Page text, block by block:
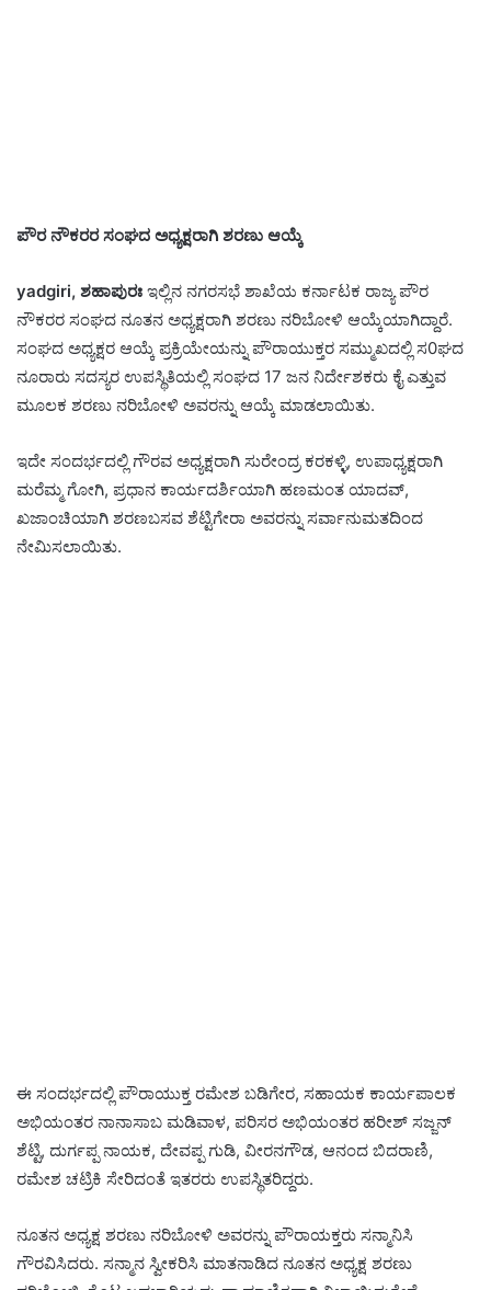
ಪೌರ ನೌಕರರ ಸಂಘದ ಅಧ್ಯಕ್ಷರಾಗಿ ಶರಣು ಆಯ್ಕೆ
yadgiri, ಶಹಾಪುರಃ ಇಲ್ಲಿನ ನಗರಸಭೆ ಶಾಖೆಯ ಕರ್ನಾಟಕ ರಾಜ್ಯ ಪೌರ
ನೌಕರರ ಸಂಘದ ನೂತನ ಅಧ್ಯಕ್ಷರಾಗಿ ಶರಣು ನರಿಬೋಳಿ ಆಯ್ಕೆಯಾಗಿದ್ದಾರೆ.
ಸಂಘದ ಅಧ್ಯಕ್ಷರ ಆಯ್ಕೆ ಪ್ರಕ್ರಿಯೇಯನ್ನು ಪೌರಾಯುಕ್ತರ ಸಮ್ಮುಖದಲ್ಲಿ ಸ0ಘದ
ನೂರಾರು ಸದಸ್ಯರ ಉಪಸ್ಥಿತಿಯಲ್ಲಿ ಸಂಘದ 17 ಜನ ನಿರ್ದೇಶಕರು ಕೈ ಎತ್ತುವ
ಮೂಲಕ ಶರಣು ನರಿಬೋಳಿ ಅವರನ್ನು ಆಯ್ಕೆ ಮಾಡಲಾಯಿತು.
ಇದೇ ಸಂದರ್ಭದಲ್ಲಿ ಗೌರವ ಅಧ್ಯಕ್ಷರಾಗಿ ಸುರೇಂದ್ರ ಕರಕಳ್ಳಿ, ಉಪಾಧ್ಯಕ್ಷರಾಗಿ
ಮರೆಮ್ಮ ಗೋಗಿ, ಪ್ರಧಾನ ಕಾರ್ಯದರ್ಶಿಯಾಗಿ ಹಣಮಂತ ಯಾದವ್,
ಖಜಾಂಚಿಯಾಗಿ ಶರಣಬಸವ ಶೆಟ್ಟಿಗೇರಾ ಅವರನ್ನು ಸರ್ವಾನುಮತದಿಂದ
ನೇಮಿಸಲಾಯಿತು.
ಈ ಸಂದರ್ಭದಲ್ಲಿ ಪೌರಾಯುಕ್ತ ರಮೇಶ ಬಡಿಗೇರ, ಸಹಾಯಕ ಕಾರ್ಯಪಾಲಕ
ಅಭಿಯಂತರ ನಾನಾಸಾಬ ಮಡಿವಾಳ, ಪರಿಸರ ಅಭಿಯಂತರ ಹರೀಶ್ ಸಜ್ಜನ್
ಶೆಟ್ಟಿ, ದುರ್ಗಪ್ಪ ನಾಯಕ, ದೇವಪ್ಪ ಗುಡಿ, ವೀರನಗೌಡ, ಆನಂದ ಬಿದರಾಣಿ,
ರಮೇಶ ಚಟ್ರಿಕಿ ಸೇರಿದಂತೆ ಇತರರು ಉಪಸ್ಥಿತರಿದ್ದರು.
ನೂತನ ಅಧ್ಯಕ್ಷ ಶರಣು ನರಿಬೋಳಿ ಅವರನ್ನು ಪೌರಾಯಕ್ತರು ಸನ್ಮಾನಿಸಿ
ಗೌರವಿಸಿದರು. ಸನ್ಮಾನ ಸ್ವೀಕರಿಸಿ ಮಾತನಾಡಿದ ನೂತನ ಅಧ್ಯಕ್ಷ ಶರಣು